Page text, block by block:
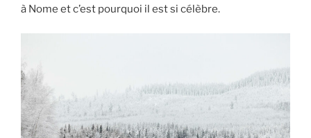
à Nome et c’est pourquoi il est si célèbre.